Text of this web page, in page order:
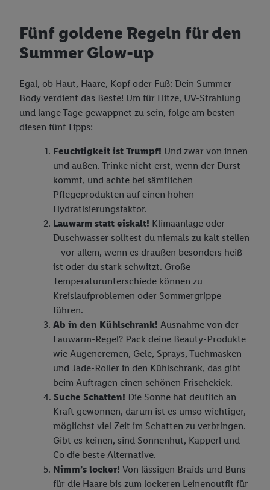
Fünf goldene Regeln für den
Summer Glow-up
Egal, ob Haut, Haare, Kopf oder Fuß: Dein Summer
Body verdient das Beste! Um für Hitze, UV-Strahlung
und lange Tage gewappnet zu sein, folge am besten
diesen fünf Tipps:
Feuchtigkeit ist Trumpf! Und zwar von innen
und außen. Trinke nicht erst, wenn der Durst
kommt, und achte bei sämtlichen
Pflegeprodukten auf einen hohen
Hydratisierungsfaktor.
Lauwarm statt eiskalt! Klimaanlage oder
Duschwasser solltest du niemals zu kalt stellen
– vor allem, wenn es draußen besonders heiß
ist oder du stark schwitzt. Große
Temperaturunterschiede können zu
Kreislaufproblemen oder Sommergrippe
führen.
Ab in den Kühlschrank! Ausnahme von der
Lauwarm-Regel? Pack deine Beauty-Produkte
wie Augencremen, Gele, Sprays, Tuchmasken
und Jade-Roller in den Kühlschrank, das gibt
beim Auftragen einen schönen Frischekick.
Suche Schatten! Die Sonne hat deutlich an
Kraft gewonnen, darum ist es umso wichtiger,
möglichst viel Zeit im Schatten zu verbringen.
Gibt es keinen, sind Sonnenhut, Kapperl und
Co die beste Alternative.
Nimm’s locker! Von lässigen Braids und Buns
für die Haare bis zum lockeren Leinenoutfit für